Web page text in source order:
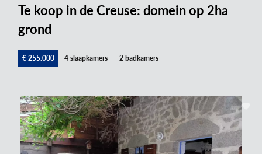
Te koop in de Creuse: domein op 2ha
grond
€ 255.000 4 slaapkamers 2 badkamers